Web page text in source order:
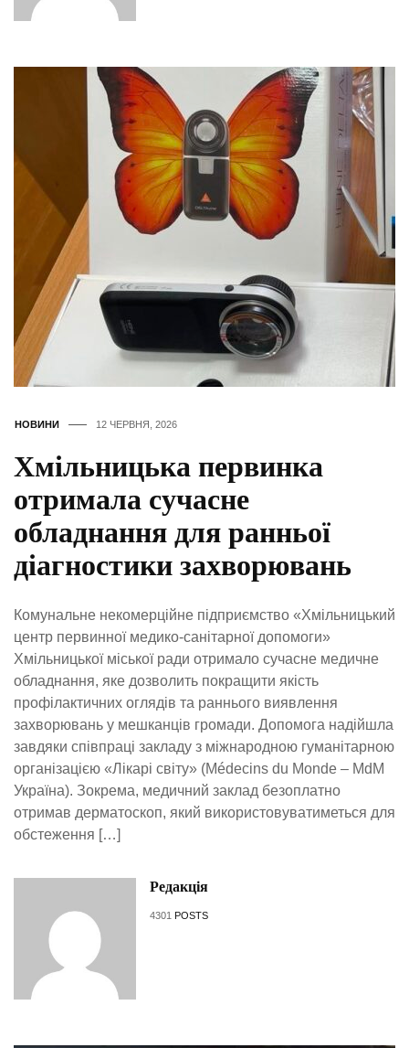
НОВИНИ 12 ЧЕРВНЯ, 2026
Хмільницька первинка
отримала сучасне
обладнання для ранньої
діагностики захворювань
Комунальне некомерційне підприємство «Хмільницький
центр первинної медико-санітарної допомоги»
Хмільницької міської ради отримало сучасне медичне
обладнання, яке дозволить покращити якість
профілактичних оглядів та раннього виявлення
захворювань у мешканців громади. Допомога надійшла
завдяки співпраці закладу з міжнародною гуманітарною
організацією «Лікарі світу» (Médecins du Monde – MdM
Україна). Зокрема, медичний заклад безоплатно
отримав дерматоскоп, який використовуватиметься для
обстеження […]
Редакція
4301 POSTS